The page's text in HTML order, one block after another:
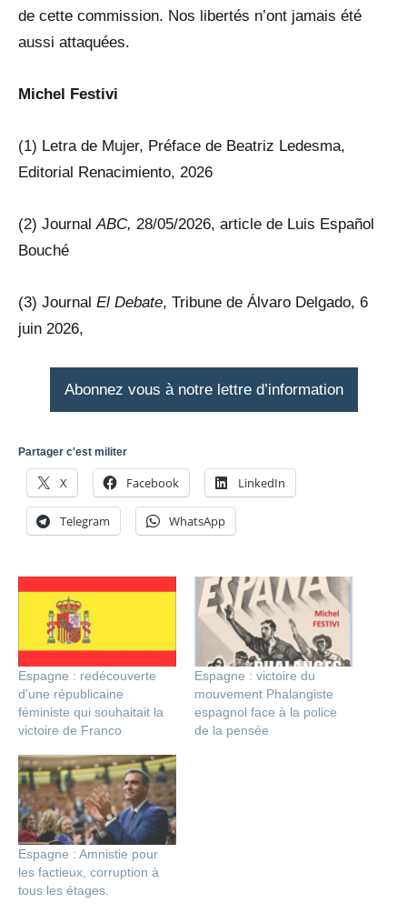
de cette commission. Nos libertés n’ont jamais été
aussi attaquées.
Michel Festivi
(1) Letra de Mujer, Préface de Beatriz Ledesma,
Editorial Renacimiento, 2026
(2) JournalABC, 28/05/2026, article de Luis Español
Bouché
(3) Journal El Debate, Tribune de Álvaro Delgado, 6
juin 2026,
Abonnez vous à notre lettre d’information
Partager c'est militer
X Facebook LinkedIn
Telegram WhatsApp
Espagne : redécouverte
d’une républicaine
féministe qui souhaitait la
victoire de Franco
Espagne : victoire du
mouvement Phalangiste
espagnol face à la police
de la pensée
Espagne : Amnistie pour
les factieux, corruption à
tous les étages.